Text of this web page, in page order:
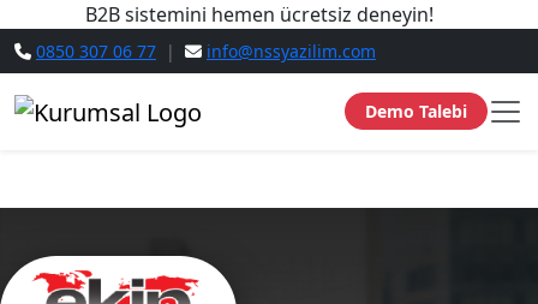
B2B sistemini hemen ücretsiz deneyin!
0850 307 06 77 | info@nssyazilim.com
Demo Talebi